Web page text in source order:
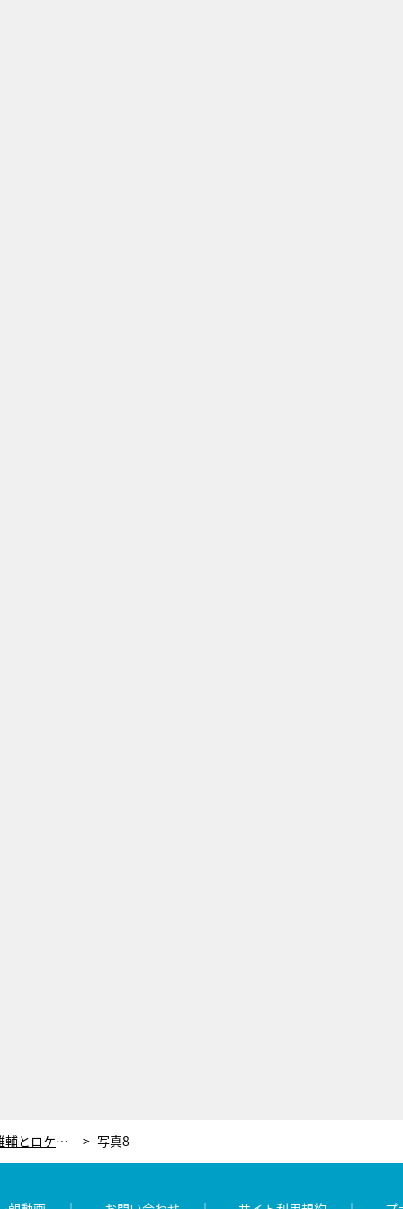
小泉孝太郎、“40年来の親友”上地雄輔とロケへ！小泉兄弟＆上地兄弟の関係性も明らかに 写真8